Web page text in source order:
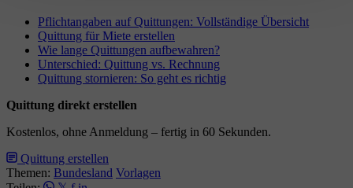
Pflichtangaben auf Quittungen: Vollständige Übersicht
Quittung für Miete erstellen
Wie lange Quittungen aufbewahren?
Unterschied: Quittung vs. Rechnung
Quittung stornieren: So geht es richtig
Quittung direkt erstellen
Kostenlos, ohne Anmeldung – fertig in 60 Sekunden.
Quittung erstellen
Themen: Bundesland Vorlagen